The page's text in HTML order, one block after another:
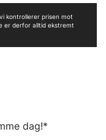
dag!*
kontrollerer prisen mot
er derfor alltid ekstremt